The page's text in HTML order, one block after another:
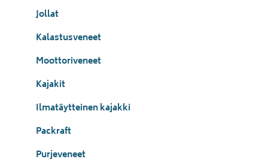
Jollat
Kalastusveneet
Moottoriveneet
Kajakit
Ilmatäytteinen kajakki
Packraft
Purjeveneet